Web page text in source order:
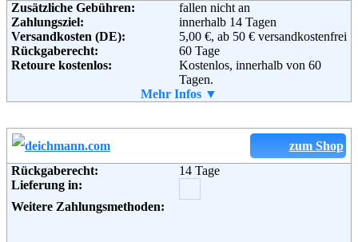
Adresse:
Otto GmbH & Co KG
Wandsbeker Straße 3-7
22172 Hamburg
Telefon:
+49 (0)40 - 6461 - 0
+49 (0)40 - 6461 - 8571
service@otto.de
Weiterführende
Informationen:
Blog,AGB
Zusätzliche Gebühren:
fallen nicht an
Zahlungsziel:
innerhalb 14 Tagen
Versandkosten (DE):
5,00 €, ab 50 € versandkostenfrei
Rückgaberecht:
60 Tage
Retoure kostenlos:
Kostenlos, innerhalb von 60
Tagen.
per Mail
Weitere Zahlungsmethoden:
Adresse:
Colosseum 1
Mehr Infos ▼
zum Shop
Rückgaberecht:
14 Tage
Lieferung in:
Weitere Zahlungsmethoden: